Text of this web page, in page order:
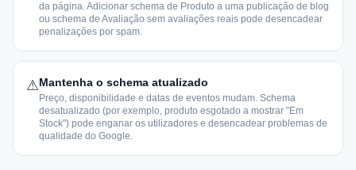
da página. Adicionar schema de Produto a uma publicação de blog
ou schema de Avaliação sem avaliações reais pode desencadear
penalizações por spam.
⚠Mantenha o schema atualizado
Preço, disponibilidade e datas de eventos mudam. Schema
desatualizado (por exemplo, produto esgotado a mostrar "Em
Stock") pode enganar os utilizadores e desencadear problemas de
qualidade do Google.